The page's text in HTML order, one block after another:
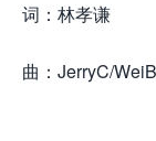
词：林孝谦
曲：JerryC/